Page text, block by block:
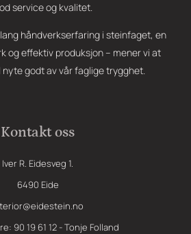
service og kvalitet.
håndverkserfaring i steinfaget, en
og effektiv produksjon – mener vi at
nyte godt av vår faglige trygghet.
Kontakt oss
Iver R. Eidesveg 1.
6490 Eide
90 19 61 12 - Tonje Folland